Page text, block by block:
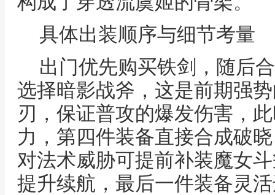
具体出装顺序与细节考量
出门优先购买铁剑，随后
选择暗影战斧，这是前期强
刃，保证普攻的爆发伤害，
力，第四件装备直接合成破
对法术威胁可提前补装魔女
提升续航，最后一件装备灵